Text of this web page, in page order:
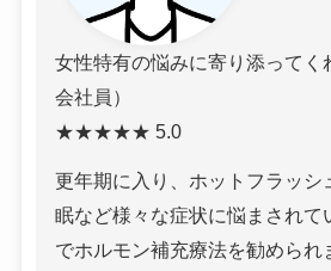
女性特有の悩みに寄り添ってく
会社員）
★★★★★ 5.0
更年期に入り、ホットフラッシ
眠など様々な症状に悩まされて
でホルモン補充療法を勧められ